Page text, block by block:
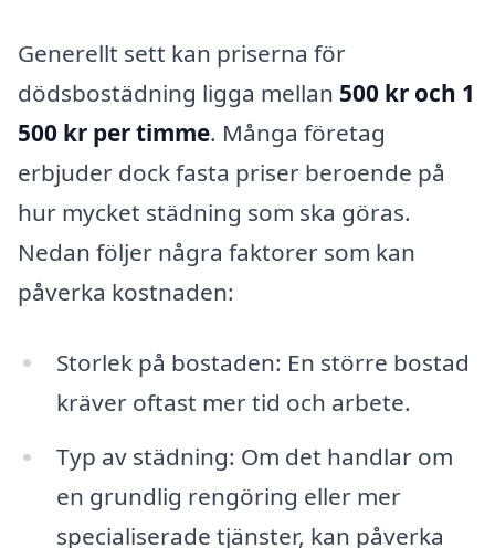
Generellt sett kan priserna för
dödsbostädning ligga mellan 500 kr och 1
500 kr per timme. Många företag
erbjuder dock fasta priser beroende på
hur mycket städning som ska göras.
Nedan följer några faktorer som kan
påverka kostnaden:
Storlek på bostaden: En större bostad
kräver oftast mer tid och arbete.
Typ av städning: Om det handlar om
en grundlig rengöring eller mer
specialiserade tjänster, kan påverka